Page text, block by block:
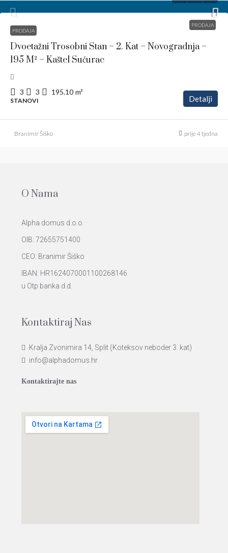
PRODAJA
PRODAJA
Dvoetažni Trosobni Stan – 2. Kat – Novogradnja –
195 M² – Kaštel Sućurac
3 3 195.10 m²
STANOVI Detalji
Branimir Šiško prije 4 tjedna
O Nama
Alpha domus d.o.o.
OIB: 72655751400
CEO: Branimir Šiško
IBAN: HR1624070001100268146
u Otp banka d.d.
Kontaktiraj Nas
Kralja Zvonimira 14, Split (Koteksov neboder 3. kat)
info@alphadomus.hr
Kontaktirajte nas